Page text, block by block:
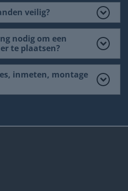
veilig?
nodig om een
te plaatsen?
inmeten, montage